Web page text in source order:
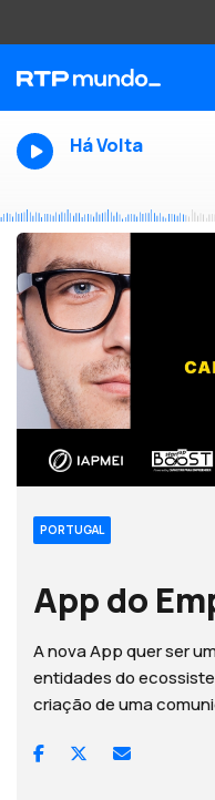
Há Volta
PORTUGAL
App do
A nova App quer ser
entidades do
criação de uma